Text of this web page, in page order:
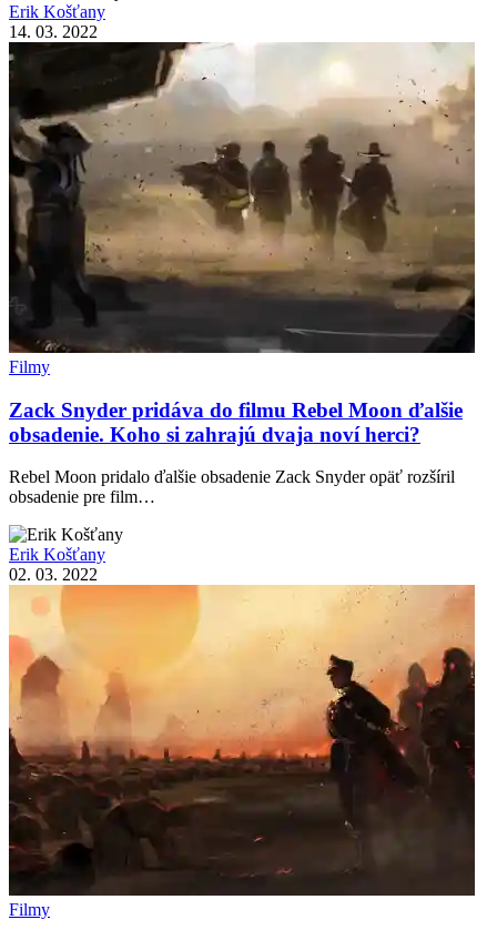
Erik Košťany
14. 03. 2022
Filmy
Zack Snyder pridáva do filmu Rebel Moon ďalšie
obsadenie. Koho si zahrajú dvaja noví herci?
Rebel Moon pridalo ďalšie obsadenie Zack Snyder opäť rozšíril
obsadenie pre film…
Erik Košťany
02. 03. 2022
Filmy